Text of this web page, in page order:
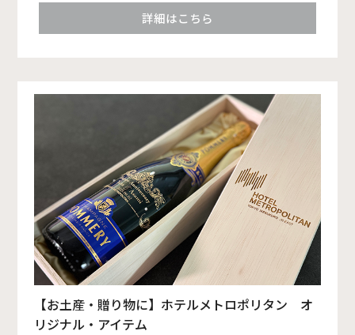
詳細はこちら
【お土産・贈り物に】ホテルメトロポリタン オ
リジナル・アイテム